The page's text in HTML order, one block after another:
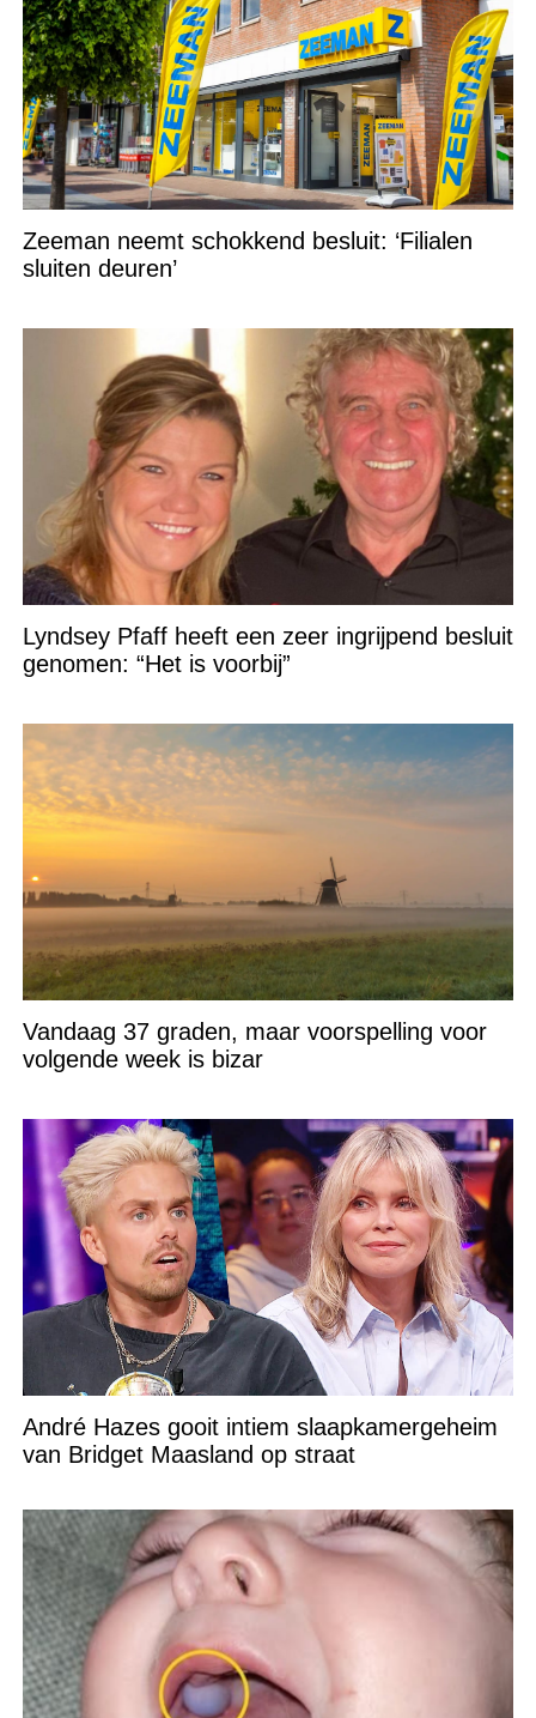
Zeeman neemt schokkend besluit: ‘Filialen
sluiten deuren’
Lyndsey Pfaff heeft een zeer ingrijpend besluit
genomen: “Het is voorbij”
Vandaag 37 graden, maar voorspelling voor
volgende week is bizar
André Hazes gooit intiem slaapkamergeheim
van Bridget Maasland op straat